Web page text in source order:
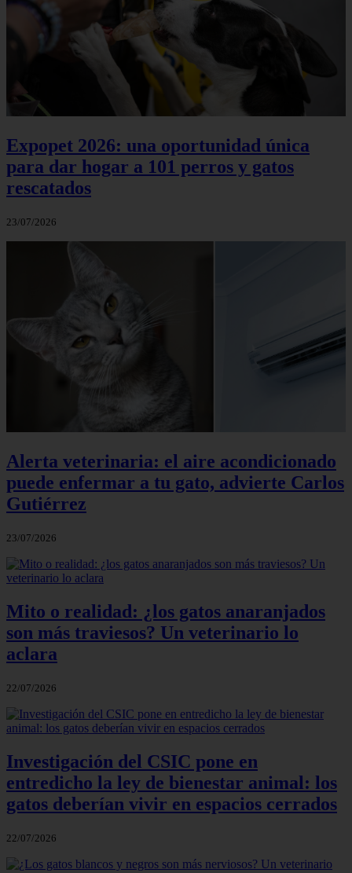
Expopet 2026: una oportunidad única
para dar hogar a 101 perros y gatos
rescatados
23/07/2026
Alerta veterinaria: el aire acondicionado
puede enfermar a tu gato, advierte Carlos
Gutiérrez
23/07/2026
Mito o realidad: ¿los gatos anaranjados
son más traviesos? Un veterinario lo
aclara
22/07/2026
Investigación del CSIC pone en
entredicho la ley de bienestar animal: los
gatos deberían vivir en espacios cerrados
22/07/2026